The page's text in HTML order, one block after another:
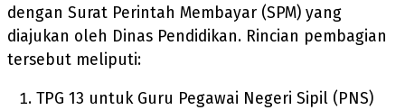
dengan Surat Perintah Membayar (SPM) yang
diajukan oleh Dinas Pendidikan. Rincian pembagian
tersebut meliputi:
TPG 13 untuk Guru Pegawai Negeri Sipil (PNS)